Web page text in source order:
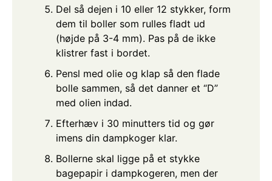
Del så dejen i 10 eller 12 stykker, form
dem til boller som rulles fladt ud
(højde på 3-4 mm). Pas på de ikke
klistrer fast i bordet.
Pensl med olie og klap så den flade
bolle sammen, så det danner et “D”
med olien indad.
Efterhæv i 30 minutters tid og gør
imens din dampkoger klar.
Bollerne skal ligge på et stykke
bagepapir i dampkogeren, men der